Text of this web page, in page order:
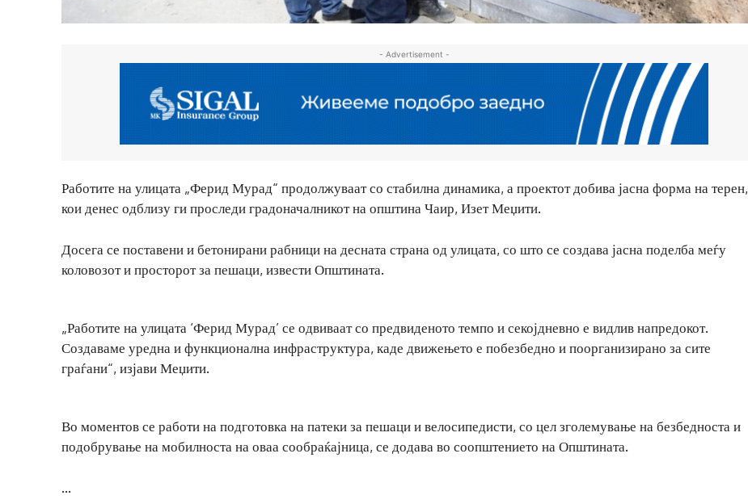
- Advertisement -
Работите на улицата „Ферид Мурад“ продолжуваат со стабилна динамика, а проектот добива јасна форма на терен,
кои денес одблизу ги проследи градоначалникот на општина Чаир, Изет Меџити.
Досега се поставени и бетонирани рабници на десната страна од улицата, со што се создава јасна поделба меѓу
коловозот и просторот за пешаци, извести Општината.
„Работите на улицата ‘Ферид Мурад’ се одвиваат со предвиденото темпо и секојдневно е видлив напредокот.
Создаваме уредна и функционална инфраструктура, каде движењето е побезбедно и поорганизирано за сите
граѓани“, изјави Меџити.
Во моментов се работи на подготовка на патеки за пешаци и велосипедисти, со цел зголемување на безбедноста и
подобрување на мобилноста на оваа сообраќајница, се додава во соопштението на Општината.
…